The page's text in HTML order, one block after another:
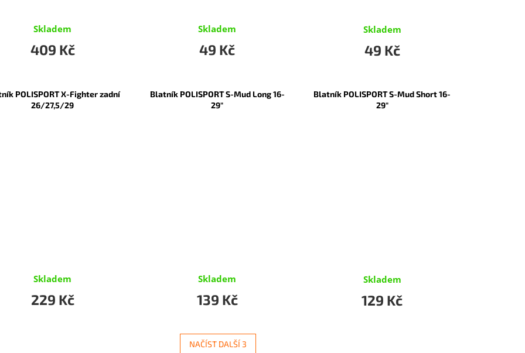
Skladem
409 Kč
Skladem
49 Kč
Skladem
49 Kč
POLISPORT X-Fighter zadní
26/27,5/29
Skladem
229 Kč
Blatník POLISPORT S-Mud Long 16-
29"
Skladem
139 Kč
Blatník POLISPORT S-Mud Short 16-
29"
Skladem
129 Kč
NAČÍST DALŠÍ 3